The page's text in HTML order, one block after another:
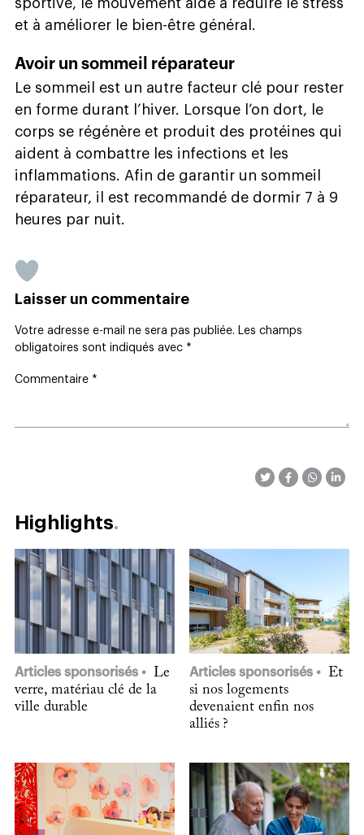
sportive, le mouvement aide à réduire le stress
et à améliorer le bien-être général.
Avoir un sommeil réparateur
Le sommeil est un autre facteur clé pour rester
en forme durant l’hiver. Lorsque l’on dort, le
corps se régénère et produit des protéines qui
aident à combattre les infections et les
inflammations. Afin de garantir un sommeil
réparateur, il est recommandé de dormir 7 à 9
heures par nuit.
Laisser un commentaire
Votre adresse e-mail ne sera pas publiée.
Les champs
obligatoires sont indiqués avec *
Commentaire *
Highlights
Articles sponsorisés
Le
verre, matériau clé de la
ville durable
Articles sponsorisés
Et
si nos logements
devenaient enfin nos
alliés ?